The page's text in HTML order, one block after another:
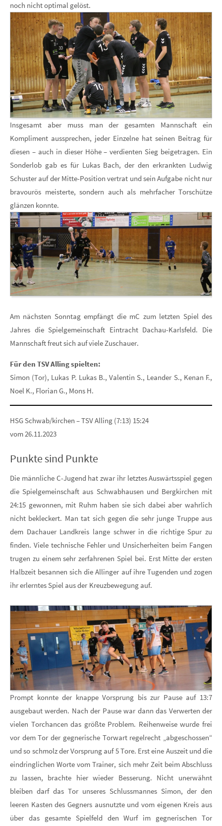
noch nicht optimal gelöst.
Insgesamt aber muss man der gesamten Mannschaft ein
Kompliment aussprechen, jeder Einzelne hat seinen Beitrag für
diesen – auch in dieser Höhe – verdienten Sieg beigetragen. Ein
Sonderlob gab es für Lukas Bach, der den erkrankten Ludwig
Schuster auf der Mitte-Position vertrat und sein Aufgabe nicht nur
bravourös meisterte, sondern auch als mehrfacher Torschütze
glänzen konnte.
Am nächsten Sonntag empfängt die mC zum letzten Spiel des
Jahres die Spielgemeinschaft Eintracht Dachau-Karlsfeld. Die
Mannschaft freut sich auf viele Zuschauer.
Für den TSV Alling spielten:
Simon (Tor), Lukas P. Lukas B., Valentin S., Leander S., Kenan F.,
Noel K., Florian G., Mons H.
HSG Schwab/kirchen – TSV Alling (7:13) 15:24
vom 26.11.2023
Punkte sind Punkte
Die männliche C-Jugend hat zwar ihr letztes Auswärtsspiel gegen
die Spielgemeinschaft aus Schwabhausen und Bergkirchen mit
24:15 gewonnen, mit Ruhm haben sie sich dabei aber wahrlich
nicht bekleckert. Man tat sich gegen die sehr junge Truppe aus
dem Dachauer Landkreis lange schwer in die richtige Spur zu
finden. Viele technische Fehler und Unsicherheiten beim Fangen
trugen zu einem sehr zerfahrenen Spiel bei. Erst Mitte der ersten
Halbzeit besannen sich die Allinger auf ihre Tugenden und zogen
ihr erlerntes Spiel aus der Kreuzbewegung auf.
Prompt konnte der knappe Vorsprung bis zur Pause auf 13:7
ausgebaut werden. Nach der Pause war dann das Verwerten der
vielen Torchancen das größte Problem. Reihenweise wurde frei
vor dem Tor der gegnerische Torwart regelrecht „abgeschossen“
und so schmolz der Vorsprung auf 5 Tore. Erst eine Auszeit und die
eindringlichen Worte vom Trainer, sich mehr Zeit beim Abschluss
zu lassen, brachte hier wieder Besserung. Nicht unerwähnt
bleiben darf das Tor unseres Schlussmannes Simon, der den
leeren Kasten des Gegners ausnutzte und vom eigenen Kreis aus
über das gesamte Spielfeld den Wurf im gegnerischen Tor